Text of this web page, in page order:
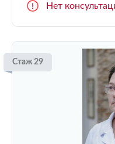
Нет
Стаж 29